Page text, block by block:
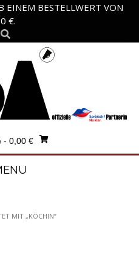
EINEM BESTELLWERT VON
€.
- 0,00 €
MIT „KÖCHIN“